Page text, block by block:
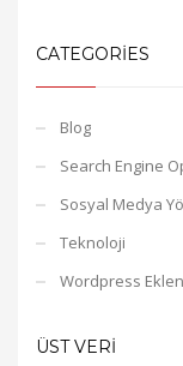
CATEGORIES
Blog
Search Engine
Sosyal Medya
Teknoloji
Wordpress
ÜST VERI